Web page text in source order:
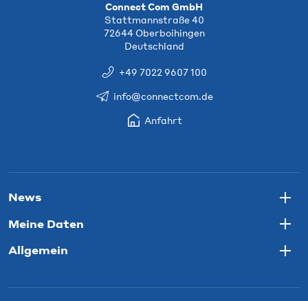
Connect Com GmbH
Stattmannstraße 40
72644 Oberboihingen
Deutschland
+49 7022 9607 100
info@connectcom.de
Anfahrt
News
Meine Daten
Allgemein